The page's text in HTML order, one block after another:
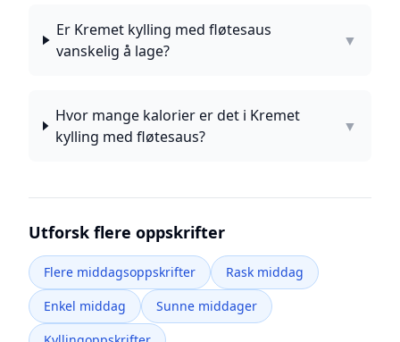
Er Kremet kylling med fløtesaus
vanskelig å lage?
▼
Hvor mange kalorier er det i Kremet
kylling med fløtesaus?
▼
Utforsk flere oppskrifter
Flere middagsoppskrifter
Rask middag
Enkel middag
Sunne middager